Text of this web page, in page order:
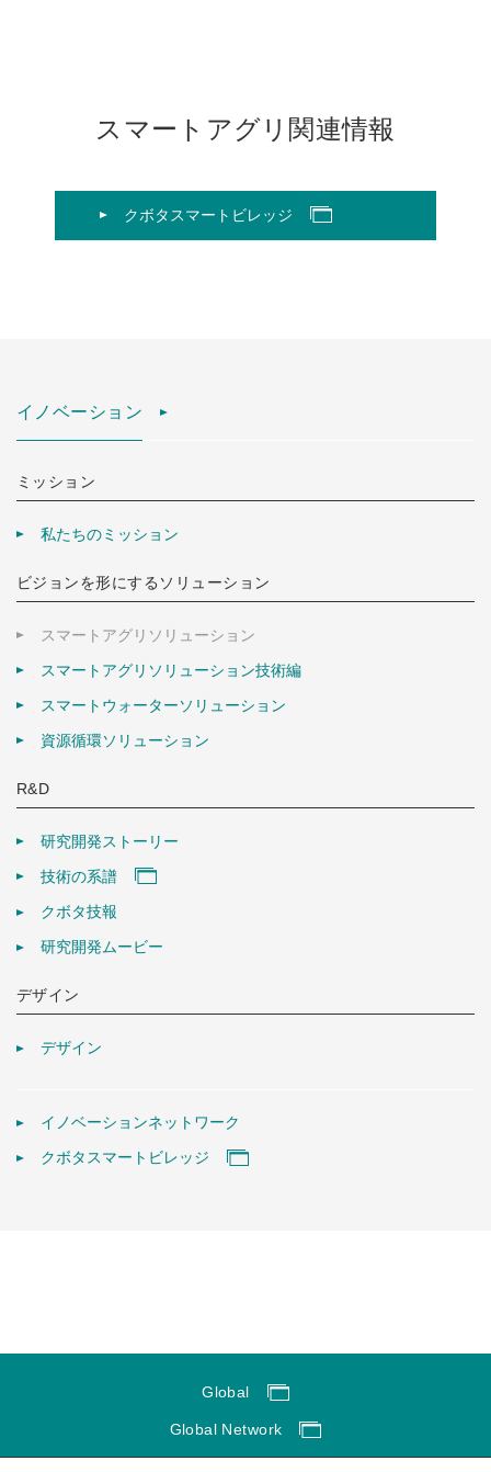
スマートアグリ関連情報
クボタスマートビレッジ
イノベーション
ミッション
私たちのミッション
ビジョンを形にするソリューション
スマートアグリソリューション
スマートアグリソリューション技術編
スマートウォーターソリューション
資源循環ソリューション
R&D
研究開発ストーリー
技術の系譜
クボタ技報
研究開発ムービー
デザイン
デザイン
イノベーションネットワーク
クボタスマートビレッジ
Global
Global Network